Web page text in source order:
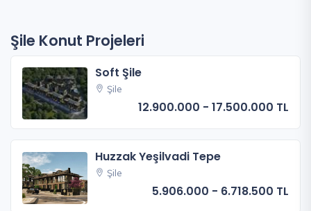
Şile Konut Projeleri
Soft Şile
Şile
12.900.000 - 17.500.000 TL
Huzzak Yeşilvadi Tepe
Şile
5.906.000 - 6.718.500 TL